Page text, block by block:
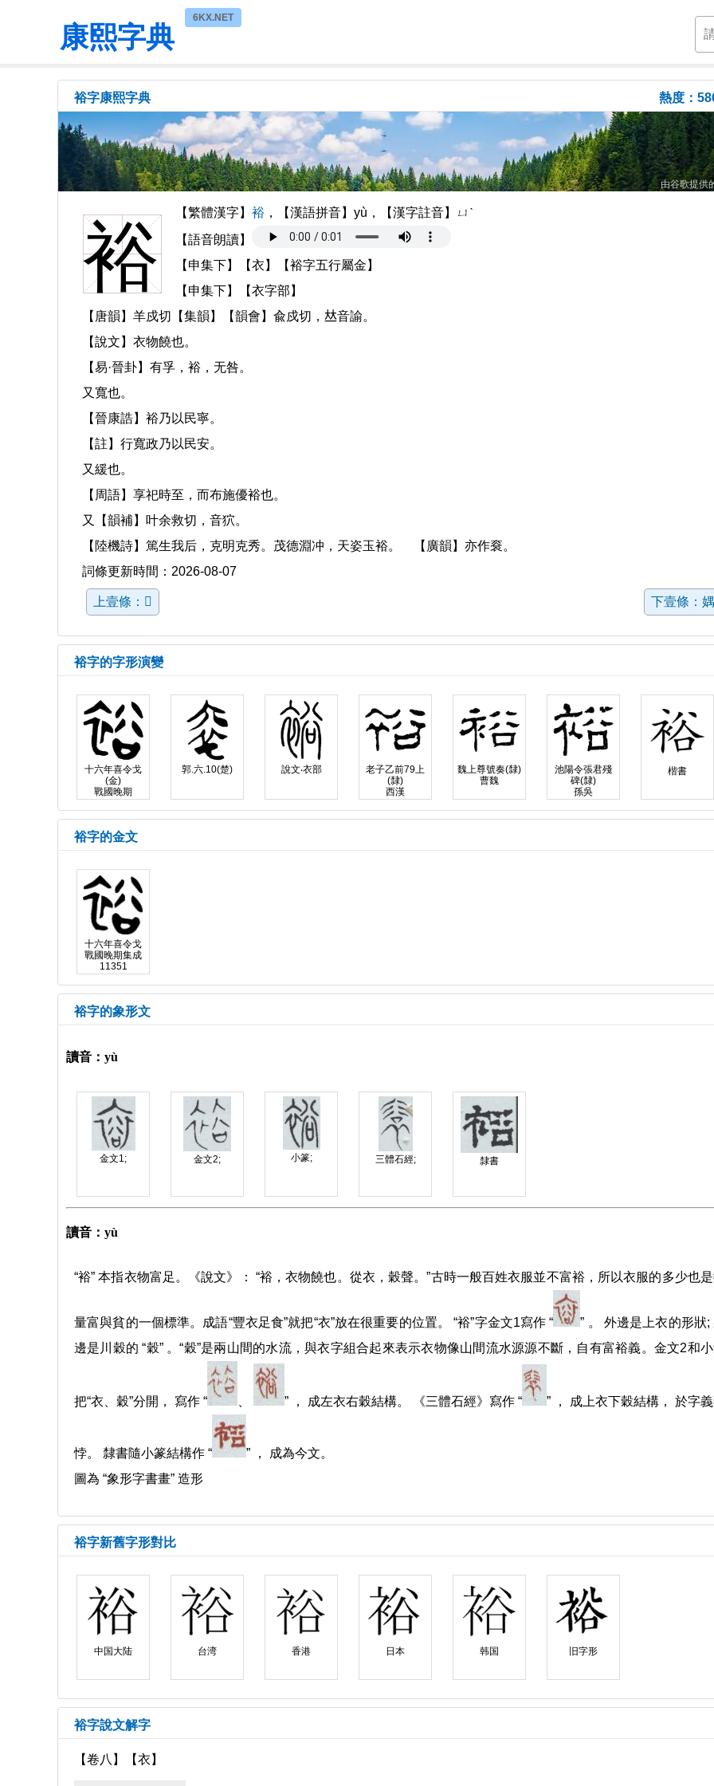
康熙字典
6KX.NET
裕字康熙字典 熱度：
由谷歌提供
裕
【繁體漢字】 裕 ，【漢語拼音】yù，【漢字註音】ㄩˋ
【語音朗讀】
【申集下】【衣】【裕字五行屬金】
【申集下】【衣字部】
【唐韻】羊戍切【集韻】【韻會】兪戍切，𠀤音諭。
【說文】衣物饒也。
【易·晉卦】有孚，裕，无咎。
又寬也。
【晉康誥】裕乃以民寧。
【註】行寬政乃以民安。
又緩也。
【周語】享祀時至，而布施優裕也。
又【韻補】叶余救切，音狖。
【陸機詩】篤生我后，克明克秀。茂德淵冲，天姿玉裕。 【廣韻】亦作䘱。
詞條更新時間：2026-08-07
上壹條：𡨿 下壹條：媀
裕字的字形演變
十六年喜令戈
(金)
戰國晚期
郭.六.10(楚) 說文‧衣部
老子乙前79上
(隸)
西漢
魏上尊號奏(隸)
曹魏
池陽令張君殘
碑(隸)
孫吳
楷書
裕字的金文
十六年喜令戈
戰國晚期集成
11351
裕字的象形文
讀音：yù
金文1; 金文2; 小篆; 三體石經; 隸書
讀音：yù
“裕” 本指衣物富足。《說文》： “裕，衣物饒也。從衣，穀聲。”古時一般百姓衣服並不富裕，所以衣服的多少也
量富與貧的一個標準。成語“豐衣足食”就把“衣”放在很重要的位置。 “裕”字金文1寫作 “
” 。 外邊是上衣的形狀;
邊是川穀的 “穀” 。“穀”是兩山間的水流，與衣字組合起來表示衣物像山間流水源源不斷，自有富裕義。金文2和
把“衣、穀”分開， 寫作 “ ” ， 成左衣右穀結構。 《三體石經》寫作 “ ” ， 成上衣下穀結構， 於字
悖。 隸書隨小篆結構作 “
” ， 成為今文。
圖為 “象形字書畫” 造形
裕字新舊字形對比
中国大陆 台湾 香港 日本 韩国 旧字形
裕字說文解字
【卷八】【衣】